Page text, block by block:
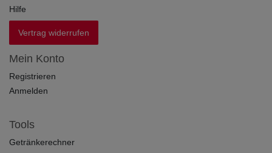
Hilfe
Vertrag widerrufen
Mein Konto
Registrieren
Anmelden
Tools
Getränkerechner